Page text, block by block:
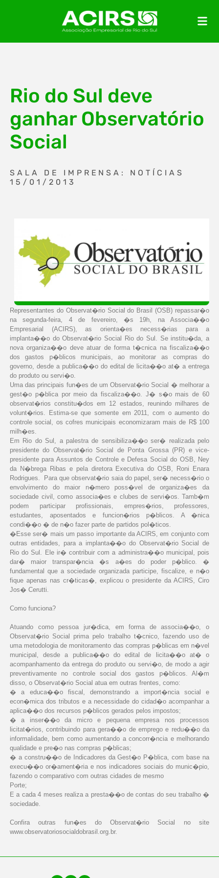
Rio do Sul deve
ganhar Observatório
Social
SALA DE IMPRENSA: NOTÍCIAS
15/01/2013
Representantes do Observat�rio Social do Brasil (OSB) repassar�o
na segunda-feira, 4 de fevereiro, �s 19h, na Associa��o
Empresarial (ACIRS), as orienta�es necess�rias para a
implanta��o do Observat�rio Social Rio do Sul. Se institu�da, a
nova organiza��o deve atuar de forma t�cnica na fiscaliza��o
dos gastos p�blicos municipais, ao monitorar as compras do
governo, desde a publica��o do edital de licita��o at� a entrega
do produto ou servi�o.
Uma das principais fun�es de um Observat�rio Social � melhorar a
gest�o p�blica por meio da fiscaliza��o. J� s�o mais de 60
observat�rios constitu�dos em 12 estados, reunindo milhares de
volunt�rios. Estima-se que somente em 2011, com o aumento do
controle social, os cofres municipais economizaram mais de R$ 100
milh�es.
Em Rio do Sul, a palestra de sensibiliza��o ser� realizada pelo
presidente do Observat�rio Social de Ponta Grossa (PR) e vice-
presidente para Assuntos de Controle e Defesa Social do OSB, Ney
da N�brega Ribas e pela diretora Executiva do OSB, Roni Enara
Rodrigues. Para que observat�rio saia do papel, ser� necess�rio o
envolvimento do maior n�mero poss�vel de organiza�es da
sociedade civil, como associa�es e clubes de servi�os. Tamb�m
podem participar profissionais, empres�rios, professores,
estudantes, aposentados e funcion�rios p�blicos. A �nica
condi��o � de n�o fazer parte de partidos pol�ticos.
�Esse ser� mais um passo importante da ACIRS, em conjunto com
outras entidades, para a implanta��o do Observat�rio Social de
Rio do Sul. Ele ir� contribuir com a administra��o municipal, pois
dar� maior transpar�ncia �s a�es do poder p�blico. �
fundamental que a sociedade organizada participe, fiscalize, e n�o
fique apenas nas cr�ticas�, explicou o presidente da ACIRS, Ciro
Jos� Cerutti.
Como funciona?
Atuando como pessoa jur�dica, em forma de associa��o, o
Observat�rio Social prima pelo trabalho t�cnico, fazendo uso de
uma metodologia de monitoramento das compras p�blicas em n�vel
municipal, desde a publica��o do edital de licita��o at� o
acompanhamento da entrega do produto ou servi�o, de modo a agir
preventivamente no controle social dos gastos p�blicos. Al�m
disso, o Observat�rio Social atua em outras frentes, como:
� a educa��o fiscal, demonstrando a import�ncia social e
econ�mica dos tributos e a necessidade do cidad�o acompanhar a
aplica��o dos recursos p�blicos gerados pelos impostos;
� a inser��o da micro e pequena empresa nos processos
licitat�rios, contribuindo para gera��o de emprego e redu��o da
informalidade, bem como aumentando a concorr�ncia e melhorando
qualidade e pre�o nas compras p�blicas;
� a constru��o de Indicadores da Gest�o P�blica, com base na
execu��o or�ament�ria e nos indicadores sociais do munic�pio,
fazendo o comparativo com outras cidades de mesmo
Porte;
E a cada 4 meses realiza a presta��o de contas do seu trabalho �
sociedade.
Confira outras fun�es do Observat�rio Social no site
www.observatoriosocialdobrasil.org.br.